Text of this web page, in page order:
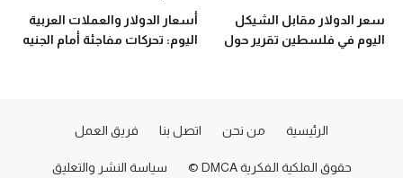
سعر الدولار مقابل الشيكل
اليوم في فلسطين تقرير حول
أسعار الدولار والعملات العربية
اليوم: تحركات مفاجئة أمام الجنيه
الرئيسية من نحن اتصل بنا فريق العمل
حقوق الملكية الفكرية DMCA © سياسة النشر والتعليق